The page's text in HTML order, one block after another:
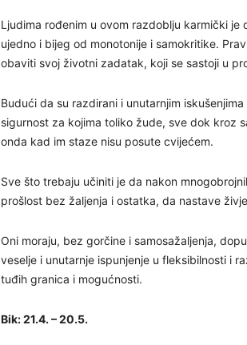
Ljudima rođenim u ovom razdoblju karmički
ujedno i bijeg od monotonije i samokritike.
obaviti svoj životni zadatak, koji se sastoji u
Budući da su razdirani i unutarnjim
sigurnost za kojima toliko žude, sve dok kroz
onda kad im staze nisu posute cvijećem.
Sve što trebaju učiniti je da nakon
prošlost bez žaljenja i ostatka, da nastave
Oni moraju, bez gorčine i samosažaljenja,
veselje i unutarnje ispunjenje u fleksibilnosti i
tuđih granica i mogućnosti.
Bik: 21.4. – 20.5.